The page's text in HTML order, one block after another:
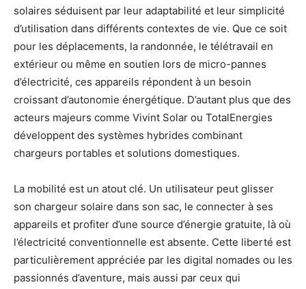
solaires séduisent par leur adaptabilité et leur simplicité
d’utilisation dans différents contextes de vie. Que ce soit
pour les déplacements, la randonnée, le télétravail en
extérieur ou même en soutien lors de micro-pannes
d’électricité, ces appareils répondent à un besoin
croissant d’autonomie énergétique. D’autant plus que des
acteurs majeurs comme Vivint Solar ou TotalEnergies
développent des systèmes hybrides combinant
chargeurs portables et solutions domestiques.
La mobilité est un atout clé. Un utilisateur peut glisser
son chargeur solaire dans son sac, le connecter à ses
appareils et profiter d’une source d’énergie gratuite, là où
l’électricité conventionnelle est absente. Cette liberté est
particulièrement appréciée par les digital nomades ou les
passionnés d’aventure, mais aussi par ceux qui